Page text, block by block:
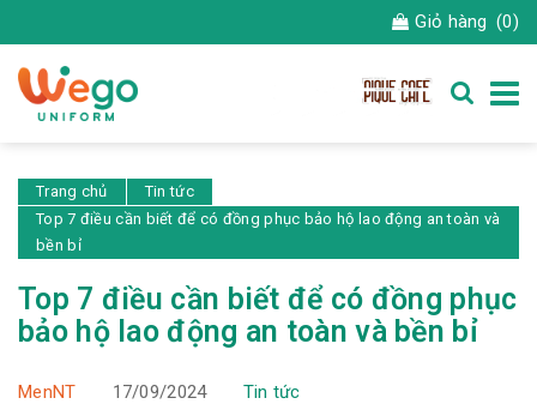
Giỏ hàng (0)
Trang chủ
Tin tức
Top 7 điều cần biết để có đồng phục bảo hộ lao động an toàn và
bền bỉ
Top 7 điều cần biết để có đồng phục
bảo hộ lao động an toàn và bền bỉ
MenNT 17/09/2024 Tin tức